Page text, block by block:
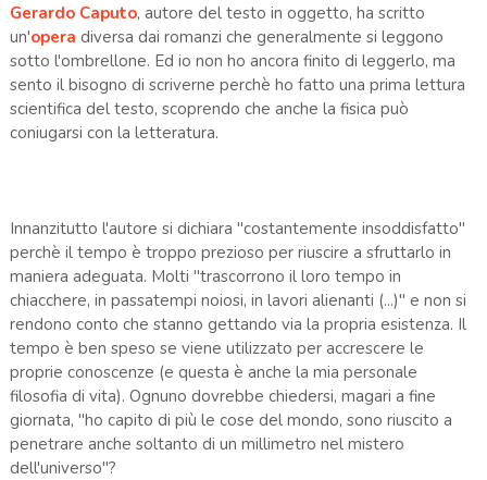
Gerardo Caputo, autore del testo in oggetto, ha scritto
un'opera diversa dai romanzi che generalmente si leggono
sotto l'ombrellone. Ed io non ho ancora finito di leggerlo, ma
sento il bisogno di scriverne perchè ho fatto una prima lettura
scientifica del testo, scoprendo che anche la fisica può
coniugarsi con la letteratura.
Innanzitutto l'autore si dichiara "costantemente insoddisfatto"
perchè il tempo è troppo prezioso per riuscire a sfruttarlo in
maniera adeguata. Molti "trascorrono il loro tempo in
chiacchere, in passatempi noiosi, in lavori alienanti (...)" e non si
rendono conto che stanno gettando via la propria esistenza. Il
tempo è ben speso se viene utilizzato per accrescere le
proprie conoscenze (e questa è anche la mia personale
filosofia di vita). Ognuno dovrebbe chiedersi, magari a fine
giornata, "ho capito di più le cose del mondo, sono riuscito a
penetrare anche soltanto di un millimetro nel mistero
dell'universo"?